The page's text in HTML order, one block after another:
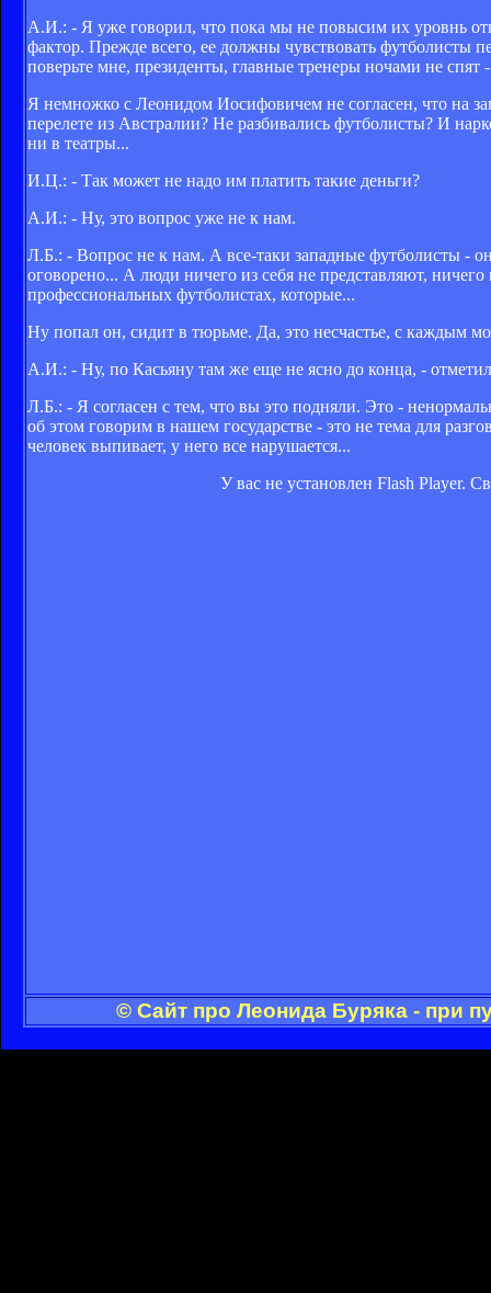
А.И.: - Я уже говорил, что пока мы не повысим их уровнь
фактор. Прежде всего, ее должны чувствовать футболисты
поверьте мне, президенты, главные тренеры ночами не
Я немножко с Леонидом Иосифовичем не согласен, что на
перелете из Австралии? Не разбивались футболисты? И
ни в театры...
И.Ц.: - Так может не надо им платить такие деньги?
А.И.: - Ну, это вопрос уже не к нам.
Л.Б.: - Вопрос не к нам. А все-таки западные футболисты -
оговорено... А люди ничего из себя не представляют,
профессиональных футболистах, которые...
Ну попал он, сидит в тюрьме. Да, это несчастье, с каждым
А.И.: - Ну, по Касьяну там же еще не ясно до конца, -
Л.Б.: - Я согласен с тем, что вы это подняли. Это -
об этом говорим в нашем государстве - это не тема для
человек выпивает, у него все нарушается...
У вас не установлен Flash Player.
© Сайт про Леонида Буряка - при